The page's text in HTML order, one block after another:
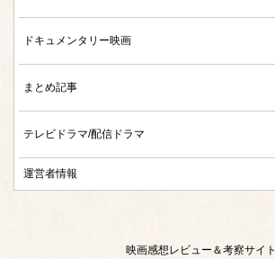
ドキュメンタリー映画
まとめ記事
テレビドラマ/配信ドラマ
運営者情報
映画感想レビュー＆考察サイト